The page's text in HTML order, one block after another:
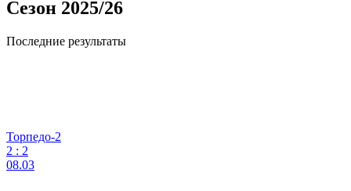
Сезон 2025/26
Последние результаты
Торпедо-2
2 : 2
08.03